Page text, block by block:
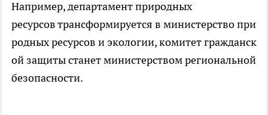
Например, департамент природных
ресурсов трансформируется в министерство при
родных ресурсов и экологии, комитет гражданск
ой защиты станет министерством региональной
безопасности.